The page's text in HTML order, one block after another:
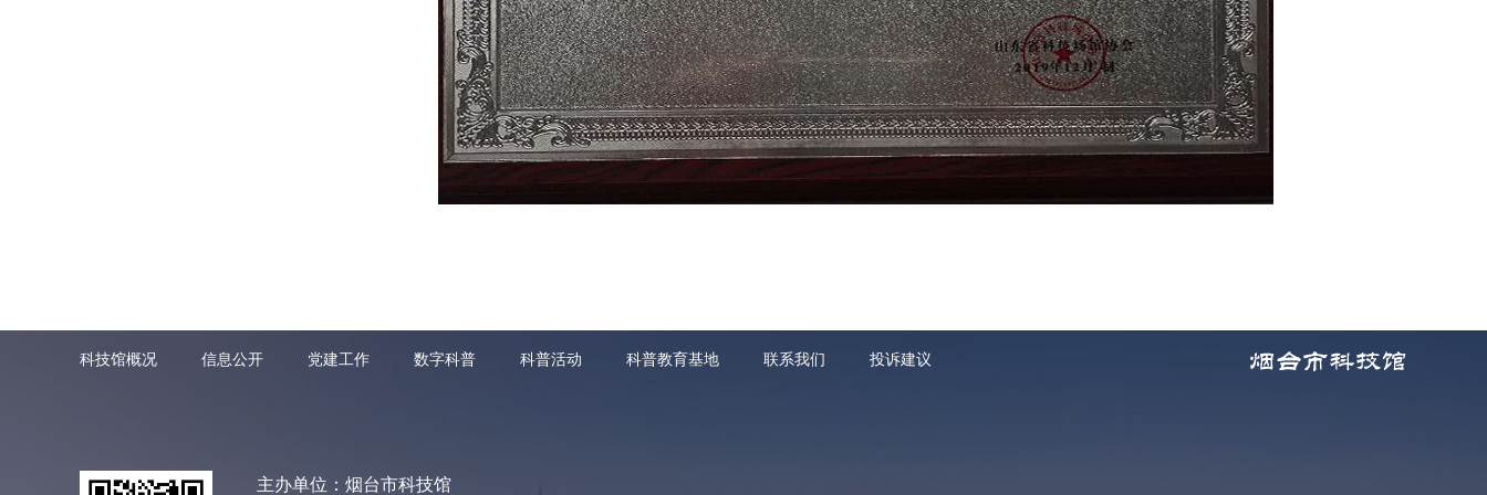
科技馆概况 信息公开 党建工作 数字科普 科普活动 科普教育基地 联系我们 投诉建议
主办单位：烟台市科技馆